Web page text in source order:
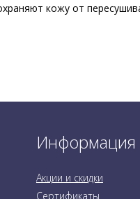
кожу от
Информация
Акции и скидки
Сертификаты